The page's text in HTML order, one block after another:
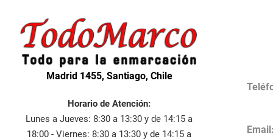
Madrid 1455, Santiago, Chile
Horario de Atención:
Lunes a Jueves: 8:30 a 13:30 y de 14:15 a
18:00 - Viernes: 8:30 a 13:30 y de 14:15 a
Email: